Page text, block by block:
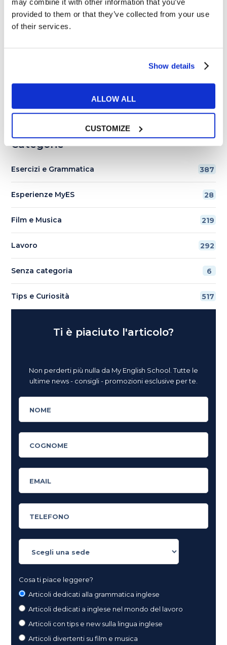
may combine it with other information that you’ve
provided to them or that they’ve collected from your use
of their services.
Show details
ALLOW ALL
CUSTOMIZE
gaslighting e love
bombing?
inglese
Categorie
Esercizi e Grammatica 387
Esperienze MyES 28
Film e Musica 219
Lavoro 292
Senza categoria 6
Tips e Curiosità 517
Ti è piaciuto l'articolo?
Non perderti più nulla da My English School. Tutte le
ultime news - consigli - promozioni esclusive per te.
Cosa ti piace leggere?
Articoli dedicati alla grammatica inglese
Articoli dedicati a inglese nel mondo del lavoro
Articoli con tips e new sulla lingua inglese
Articoli divertenti su film e musica